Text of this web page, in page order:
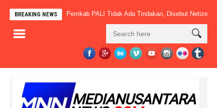
BREAKING NEWS
Beroperasi, Pemkab PALI Tidak Ada Tindakan, Disebut Netizen”